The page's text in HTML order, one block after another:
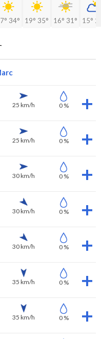
34° 19° 35° 16° 31° 15°
25 km/h 0 %
25 km/h 0 %
30 km/h 0 %
30 km/h 0 %
30 km/h 0 %
35 km/h 0 %
35 km/h 0 %